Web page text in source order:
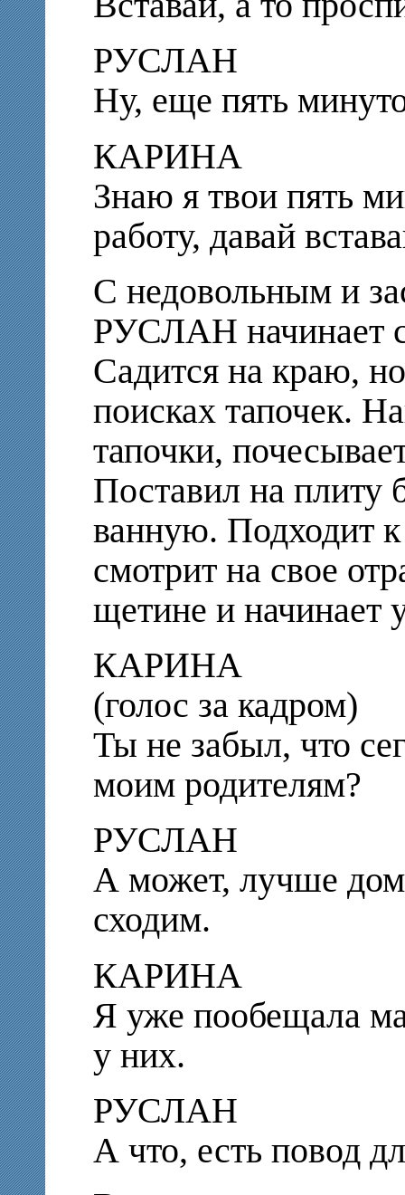
РУСЛАН
Ну, еще пять
КАРИНА
Знаю я твои пять
работу, давай
С недовольным и
РУСЛАН начинает
Садится на краю,
поисках тапочек.
тапочки,
Поставил на плиту
ванную. Подходит к
смотрит на свое
щетине и начинает
КАРИНА
(голос за кадром)
Ты не забыл, что
моим родителям?
РУСЛАН
А может, лучше
сходим.
КАРИНА
Я уже пообещала
у них.
РУСЛАН
А что, есть повод